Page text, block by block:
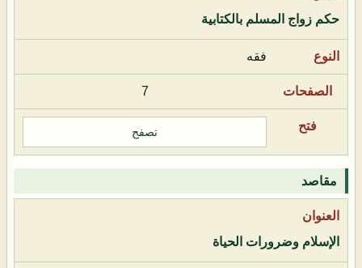
حكم زواج المسلم بالكتابية
فقه
7
تصفح
مقاصد
الإسلام وضرورات الحياة